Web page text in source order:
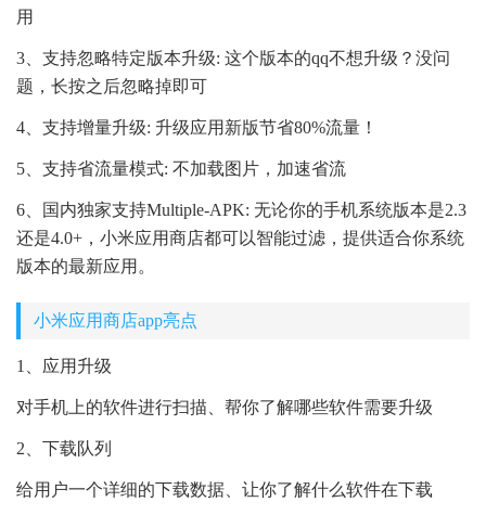
用
3、支持忽略特定版本升级: 这个版本的qq不想升级？没问
题，长按之后忽略掉即可
4、支持增量升级: 升级应用新版节省80%流量！
5、支持省流量模式: 不加载图片，加速省流
6、国内独家支持Multiple-APK: 无论你的手机系统版本是2.3
还是4.0+，小米应用商店都可以智能过滤，提供适合你系统
版本的最新应用。
小米应用商店app亮点
1、应用升级
对手机上的软件进行扫描、帮你了解哪些软件需要升级
2、下载队列
给用户一个详细的下载数据、让你了解什么软件在下载